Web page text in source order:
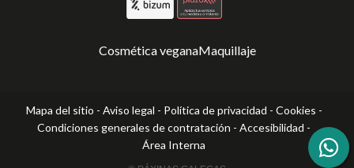
Cosmética veganaMaquillaje
Mapa del sitio - Aviso legal - Política de privacidad - Cookies -
Condiciones generales de contratación - Accesibilidad -
Área Interna